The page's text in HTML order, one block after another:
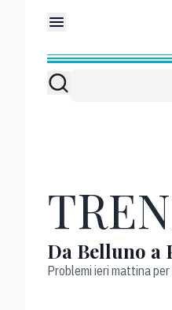
Da Belluno a
Problemi ieri mattina